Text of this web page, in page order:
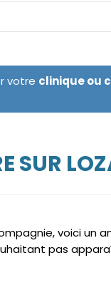
votre clinique ou
SUR
voici un
pas